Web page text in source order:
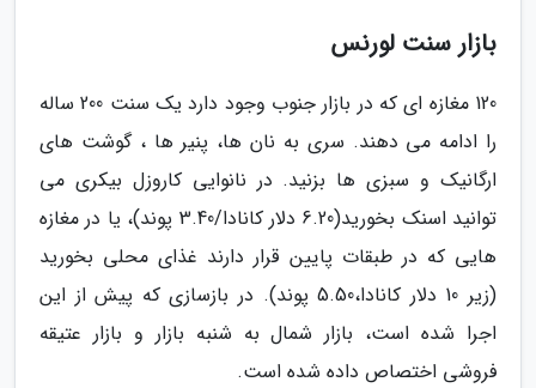
بازار سنت لورنس
120 مغازه ای که در بازار جنوب وجود دارد یک سنت 200 ساله
را ادامه می دهند. سری به نان ها، پنیر ها ، گوشت های
ارگانیک و سبزی ها بزنید. در نانوایی کاروزل بیکری می
توانید اسنک بخورید(6.20 دلار کانادا/3.40 پوند)، یا در مغازه
هایی که در طبقات پایین قرار دارند غذای محلی بخورید
(زیر 10 دلار کانادا،5.50 پوند). در بازسازی که پیش از این
اجرا شده است، بازار شمال به شنبه بازار و بازار عتیقه
فروشی اختصاص داده شده است.